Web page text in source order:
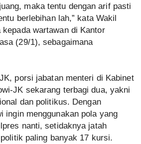
maka tentu dengan arif pasti
berlebihan lah,” kata Wakil
wartawan di Kantor
(29/1), sebagaimana
porsi jabatan menteri di Kabinet
JK sekarang terbagi dua, yakni
dan politikus. Dengan
ingin menggunakan pola yang
nanti, setidaknya jatah
paling banyak 17 kursi.